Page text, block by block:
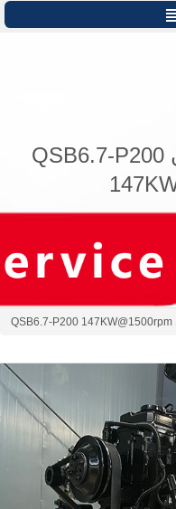
محرك المضخة الكمون QSB6.7-P200